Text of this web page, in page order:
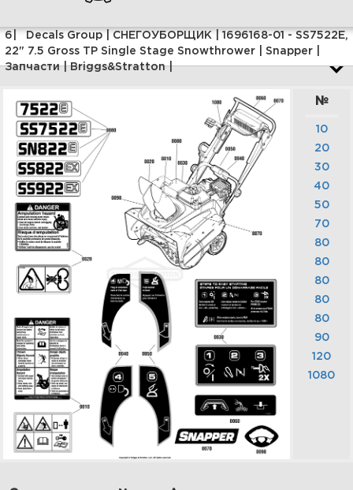
8| Frame Group |
СНЕГОУБОРЩИК | 1696168-01 -
SS7522E, 22" 7.5 Gross TP
Single Stage Snowthrower |
Snapper | Запчасти |
Briggs&Stratton |
Увеличить
6| Decals Group | СНЕГОУБОРЩИК | 1696168-01 - SS7522E,
22" 7.5 Gross TP Single Stage Snowthrower | Snapper |
Запчасти | Briggs&Stratton |
№
10
20
30
40
50
70
80
80
80
80
80
90
120
1080